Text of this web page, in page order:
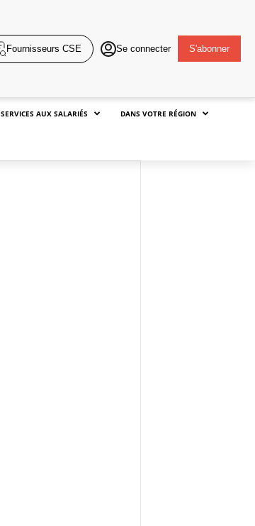
Fournisseurs CSE Se connecter S'abonner
SERVICES AUX SALARIÉS DANS VOTRE RÉGION